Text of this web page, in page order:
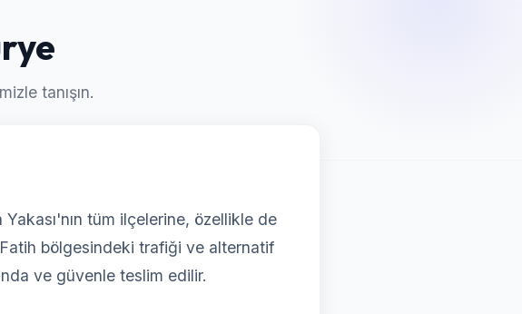
tanışın.
tüm ilçelerine, özellikle de
bölgesindeki trafiği ve alternatif
ve güvenle teslim edilir.